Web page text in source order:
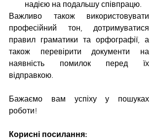
надією на подальшу співпрацю.
Важливо також використовувати
професійний тон, дотримуватися
правил граматики та орфографії, а
також перевірити документи на
наявність помилок перед їх
відправкою.
Бажаємо вам успіху у пошуках
роботи!
Корисні посилання: